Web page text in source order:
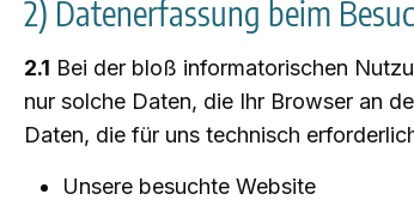
2) Datenerfassung beim
2.1 Bei der bloß informatorischen
nur solche Daten, die Ihr Browser an
Daten, die für uns technisch
Unsere besuchte Website